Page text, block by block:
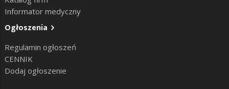
Informator medyczny
Ogłoszenia
Regulamin ogłoszeń
CENNIK
Dodaj ogłoszenie